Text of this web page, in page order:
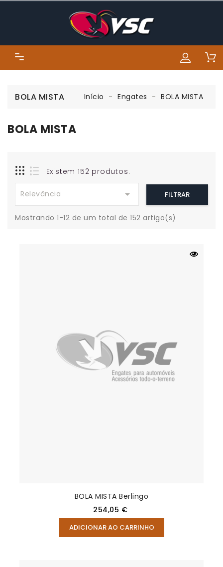
BOLA MISTA Início Engates BOLA MISTA
BOLA MISTA
Existem 152 produtos.
Relevância  FILTRAR
Mostrando 1-12 de um total de 152 artigo(s)
BOLA MISTA Berlingo
Preço
254,05 €
ADICIONAR AO CARRINHO